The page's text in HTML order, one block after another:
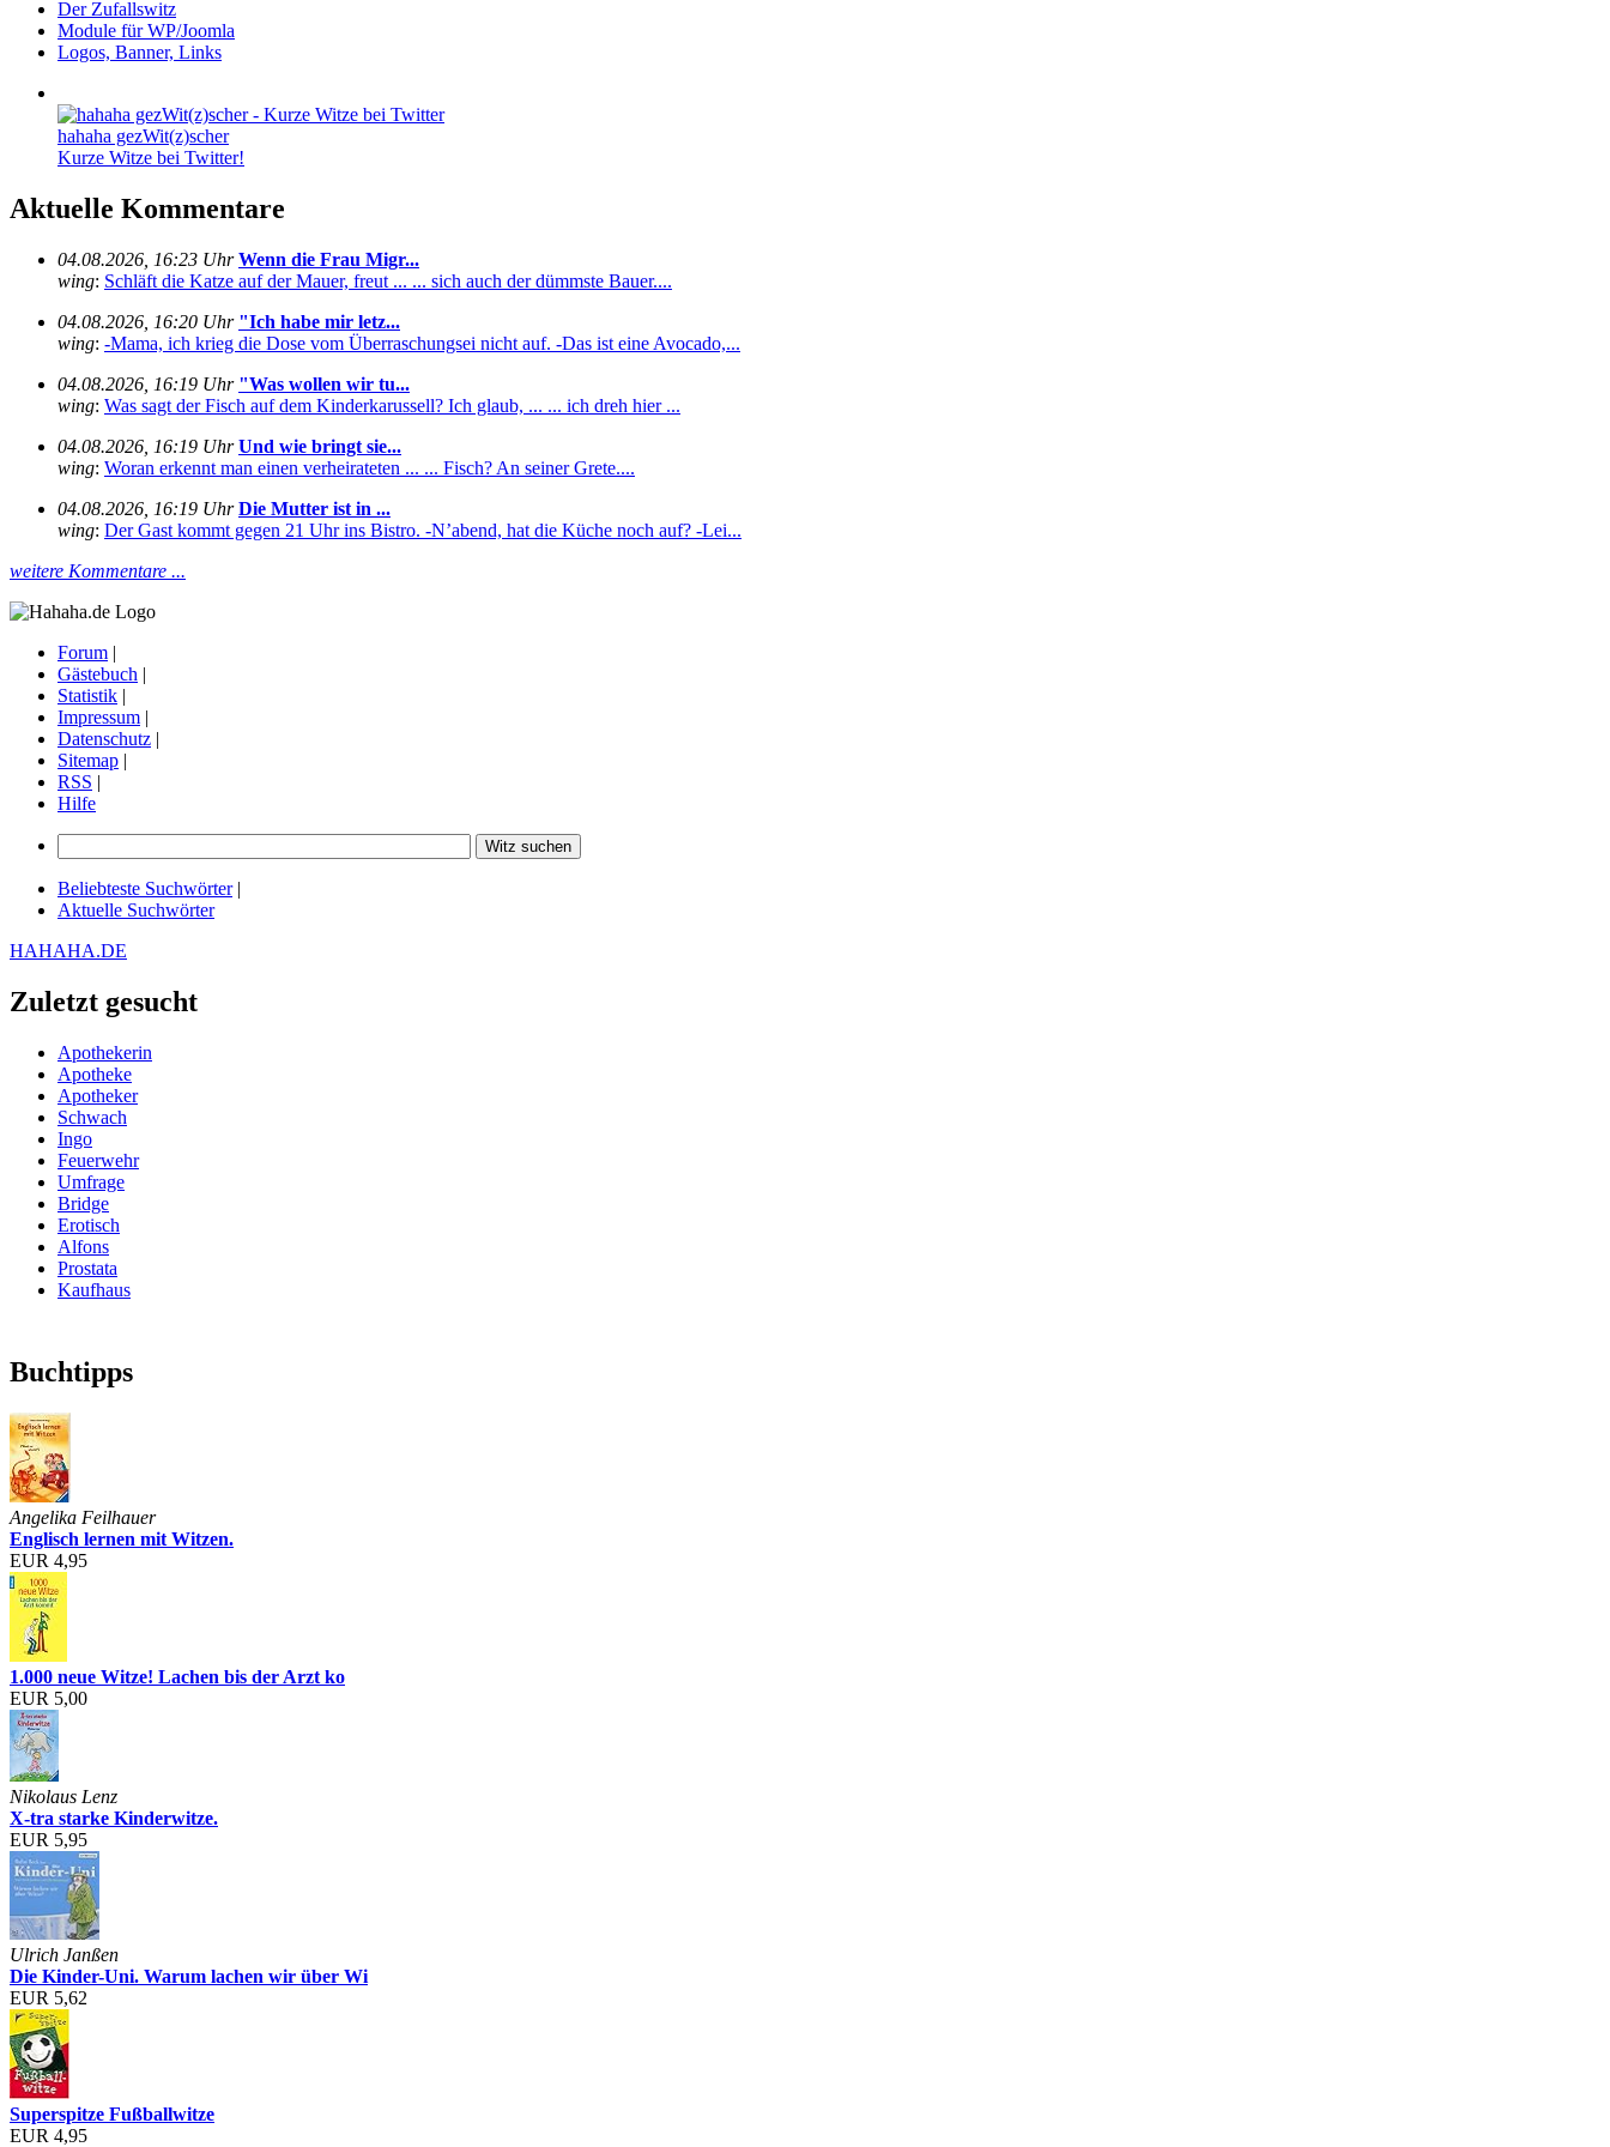
Der Zufallswitz
Module für WP/Joomla
Logos, Banner, Links
hahaha gezWit(z)scher
Kurze Witze bei Twitter!
Aktuelle Kommentare
04.08.2026, 16:23 Uhr Wenn die Frau Migr...
wing: Schläft die Katze auf der Mauer, freut ... ... sich auch der dümmste Bauer....
04.08.2026, 16:20 Uhr "Ich habe mir letz...
wing: -Mama, ich krieg die Dose vom Überraschungsei nicht auf. -Das ist eine Avocado,...
04.08.2026, 16:19 Uhr "Was wollen wir tu...
wing: Was sagt der Fisch auf dem Kinderkarussell? Ich glaub, ... ... ich dreh hier ...
04.08.2026, 16:19 Uhr Und wie bringt sie...
wing: Woran erkennt man einen verheirateten ... ... Fisch? An seiner Grete....
04.08.2026, 16:19 Uhr Die Mutter ist in ...
wing: Der Gast kommt gegen 21 Uhr ins Bistro. -N’abend, hat die Küche noch auf? -Lei...
weitere Kommentare ...
Forum |
Gästebuch |
Statistik |
Impressum |
Datenschutz |
Sitemap |
RSS |
Hilfe
Beliebteste Suchwörter|
Aktuelle Suchwörter
HAHAHA.DE
Zuletzt gesucht
Apothekerin
Apotheke
Apotheker
Schwach
Ingo
Feuerwehr
Umfrage
Bridge
Erotisch
Alfons
Prostata
Kaufhaus
Buchtipps
Angelika Feilhauer
Englisch lernen mit Witzen.
EUR 4,95
1.000 neue Witze! Lachen bis der Arzt ko
EUR 5,00
Nikolaus Lenz
X-tra starke Kinderwitze.
EUR 5,95
Ulrich Janßen
Die Kinder-Uni. Warum lachen wir über Wi
EUR 5,62
Superspitze Fußballwitze
EUR 4,95